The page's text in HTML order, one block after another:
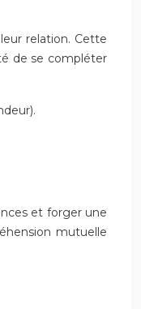
relation. Cette
de se compléter
et forger une
mutuelle